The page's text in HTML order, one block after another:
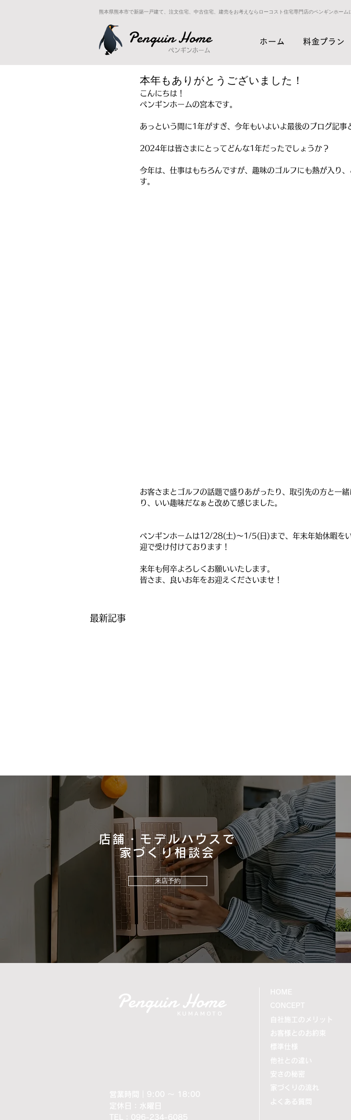
熊本県熊本市で新築一戸建て、注文住宅、中古住宅、建売をお考えならローコスト住宅専門店のペンギンホー
Penguin Home
ペンギンホーム
ホーム 料金プラン
本年もありがとうございました！
こんにちは！
ペンギンホームの宮本です。
あっという間に1年がすぎ、今年もいよいよ最後のブログ記事
2024年は皆さまにとってどんな1年だったでしょうか？
今年は、仕事はもちろんですが、趣味のゴルフにも熱が入り
す。
お客さまとゴルフの話題で盛りあがったり、取引先の方と一
り、いい趣味だなぁと改めて感じました。
ペンギンホームは12/28(土)〜1/5(日)まで、年末年始休暇を
迎で受け付けております！
来年も何卒よろしくお願いいたします。
皆さま、良いお年をお迎えくださいませ！
最新記事
私たちにできること。 ウッドデッキのご提案
店舗・モデルハウスで
​家づくり相談会
来店予約
Penguin Home
KUMAMOTO
営業時間｜9:00 ～ 18:00
定休日：水曜日
​TEL：096-234-6085
HOME
CONCEPT
自社施工のメリット
お客様とのお約束
標準仕様
他社との違い
安さの秘密
家づくりの流れ
よくある質問